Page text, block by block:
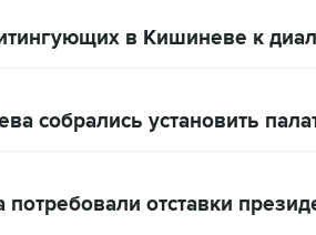
в Кишиневе к
собрались установить
отставки